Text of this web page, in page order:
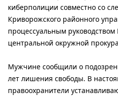
киберполиции совместно со
Криворожского районного
процессуальным
центральной окружной
Мужчине сообщили о
лет лишения свободы. В
правоохранители